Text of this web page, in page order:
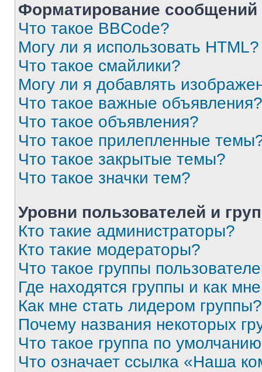
Форматирование
Что такое BBCode?
Могу ли я использовать HTML?
Что такое смайлики?
Могу ли я добавлять
Что такое важные объявления?
Что такое объявления?
Что такое прилепленные
Что такое закрытые темы?
Что такое значки тем?
Уровни пользователей и
Кто такие администраторы?
Кто такие модераторы?
Что такое группы
Где находятся группы и как
Как мне стать лидером группы?
Почему названия некоторых
Что такое группа по
Что означает ссылка «Наша